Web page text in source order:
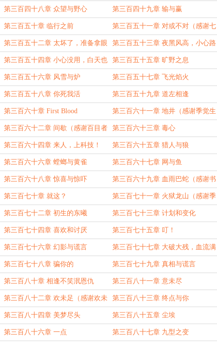
第三百四十八章 众望与野心 第三百四十九章 输与赢
第三百五十章 临行之前 第三百五十一章 对或不对（感谢七
月···
第三百五十二章 太坏了，准备拿眼
睛去瞪！
第三百五十三章 夜黑风高，小心路
滑
第三百五十四章 小心没用，白天也
滑
第三百五十五章 旷野之息
第三百五十六章 风雪与炉 第三百五十七章 飞光焰火
第三百五十八章 你死我活 第三百五十九章 道左相逢
第三百六十章 First Blood 第三百六十一章 地井（感谢季觉生
日快乐的盟主
第三百六十二章 间歇（感谢百目者
的盟主
第三百六十三章 毒心
第三百六十四章 来人，上科技！ 第三百六十五章 猎人与狼
第三百六十六章 螳螂与黄雀 第三百六十七章 网与鱼
第三百六十八章 惊喜与惊吓 第三百六十九章 血雨巴蛇（感谢书
友20220822194152449
第三百七十章 就这？ 第三百七十一章 火狱龙山（感谢季
觉生日快乐的盟主
第三百七十二章 初生的东曦 第三百七十三章 计划和变化
第三百七十四章 喜欢和讨厌 第三百七十五章 叮！
第三百七十六章 幻影与谎言 第三百七十七章 大破大残，血流满
地
第三百七十八章 骗你的 第三百七十九章 真相与谎言
第三百八十章 相逢不笑泯恩仇 第三百八十一章 意未尽
第三百八十二章 欢未足（感谢欢未
足的盟主
第三百八十三章 终点与你
第三百八十四章 美梦尽头 第三百八十五章 尘埃
第三百八十六章 一点 第三百八十七章 九型之变